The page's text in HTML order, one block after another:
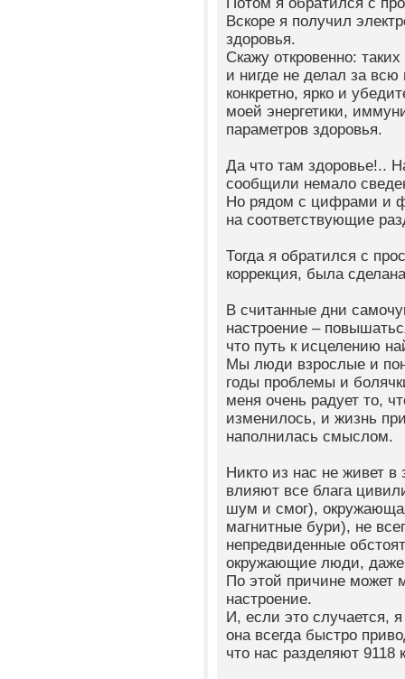
Вскоре я получил
здоровья.
Скажу откровенно:
и нигде не делал за
конкретно, ярко и
моей энергетики,
параметров здоровья.
Да что там здоровье!..
сообщили немало
Но рядом с цифрами и
на соответствующие
Тогда я обратился с
коррекция, была
В считанные дни
настроение –
что путь к исцелению
Мы люди взрослые и
годы проблемы и
меня очень радует то,
изменилось, и жизнь
наполнилась смыслом.
Никто из нас не живет в
влияют все блага
шум и смог),
магнитные бури), не
непредвиденные
окружающие люди,
По этой причине может
настроение.
И, если это случается,
она всегда быстро
что нас разделяют 9118